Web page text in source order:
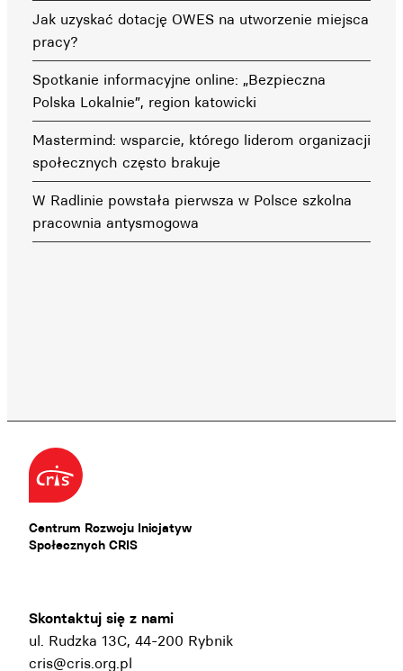
Jak uzyskać dotację OWES na utworzenie miejsca
pracy?
Spotkanie informacyjne online: „Bezpieczna
Polska Lokalnie”, region katowicki
Mastermind: wsparcie, którego liderom organizacji
społecznych często brakuje
W Radlinie powstała pierwsza w Polsce szkolna
pracownia antysmogowa
Centrum Rozwoju Inicjatyw
Społecznych CRIS
Skontaktuj się z nami
ul. Rudzka 13C, 44-200 Rybnik
cris@cris.org.pl